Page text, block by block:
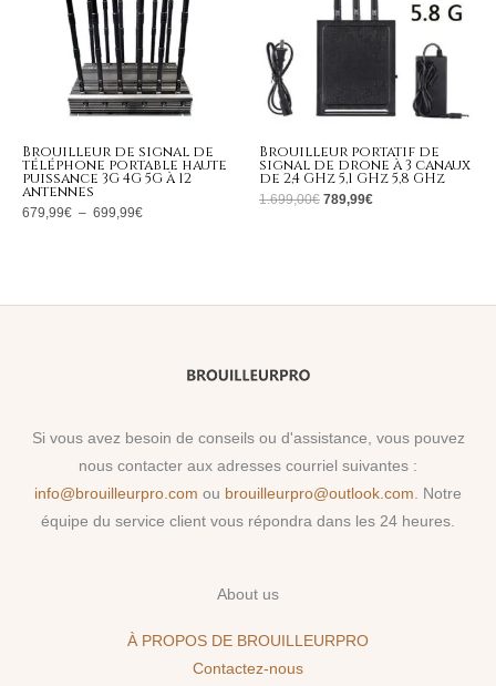
Brouilleur de signal de
téléphone portable haute
puissance 3G 4G 5G à 12
antennes
679,99€ – 699,99€
Brouilleur portatif de
signal de drone à 3 canaux
de 2,4 GHz 5,1 GHz 5,8 GHz
1.699,00€ 789,99€
Si vous avez besoin de conseils ou d'assistance, vous pouvez
nous contacter aux adresses courriel suivantes :
info@brouilleurpro.com ou brouilleurpro@outlook.com . Notre
équipe du service client vous répondra dans les 24 heures.
About us
À PROPOS DE BROUILLEURPRO
Contactez-nous